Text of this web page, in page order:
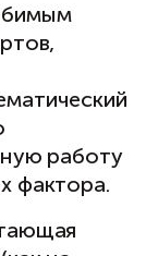
работу
фактора.